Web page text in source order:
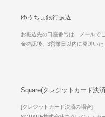
ゆうちょ銀行振込
お振込先の口座番号は、メールで
金確認後、3営業日以内に発送いた
Square(クレジットカード決
[クレジットカード決済の場合]